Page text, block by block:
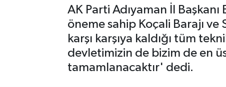
AK Parti Adıyaman İl
öneme sahip Koçali Barajı ve
karşı karşıya kaldığı tüm
devletimizin de bizim de en
tamamlanacaktır' dedi.
Haber Arşivi